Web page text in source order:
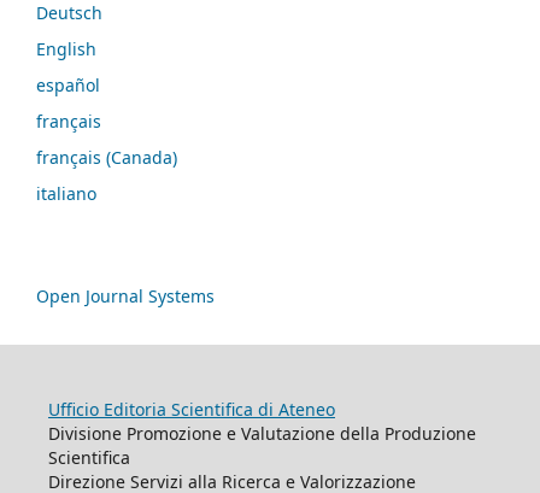
Deutsch
English
español
français
français (Canada)
italiano
Open Journal Systems
Ufficio Editoria Scientifica di Ateneo
Divisione Promozione e Valutazione della Produzione
Scientifica
Direzione Servizi alla Ricerca e Valorizzazione